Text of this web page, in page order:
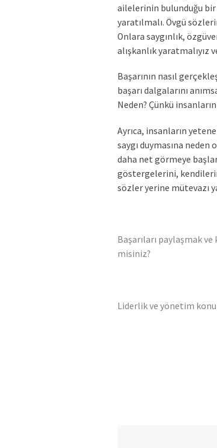
ailelerinin bulunduğu
yaratılmalı. Övgü
Onlara saygınlık,
alışkanlık
Başarının nasıl
başarı dalgalarını
Neden? Çünkü
Ayrıca, insanların
saygı duymasına
daha net görmeye
göstergelerini,
sözler yerine mütevazı
Başarıları paylaşmak
misiniz?
Liderlik ve yönetim